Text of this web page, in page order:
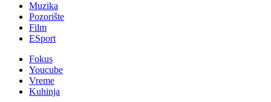
Muzika
Pozorište
Film
ESport
Fokus
Youcube
Vreme
Kuhinja